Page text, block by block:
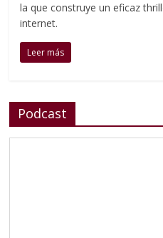
la que construye un eficaz
internet.
Leer más
Podcast